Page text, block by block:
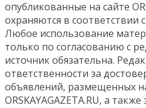
опубликованные на сайте
охраняются в соответствии
Любое использование
только по согласованию с
источник обязательна.
ответственности за
объявлений, размещенных
ORSKAYAGAZETA.RU, а